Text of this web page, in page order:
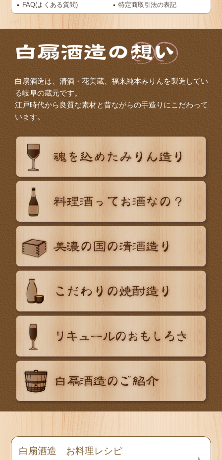
FAQ(よくある質問) 特定商取引法の表記
白扇酒造は、清酒・花美蔵、福来純本みりんを製造してい
る岐阜の蔵元です。
江戸時代から良質な素材と昔ながらの手造りにこだわって
います。